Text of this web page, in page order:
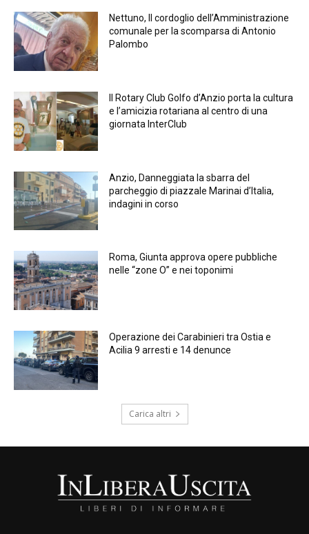
Nettuno, Il cordoglio dell’Amministrazione
comunale per la scomparsa di Antonio
Palombo
Il Rotary Club Golfo d’Anzio porta la cultura
e l’amicizia rotariana al centro di una
giornata InterClub
Anzio, Danneggiata la sbarra del
parcheggio di piazzale Marinai d’Italia,
indagini in corso
Roma, Giunta approva opere pubbliche
nelle “zone O” e nei toponimi
Operazione dei Carabinieri tra Ostia e
Acilia 9 arresti e 14 denunce
Carica altri